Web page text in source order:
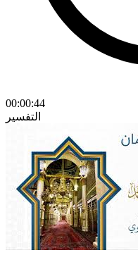
00:00:44
التفسير